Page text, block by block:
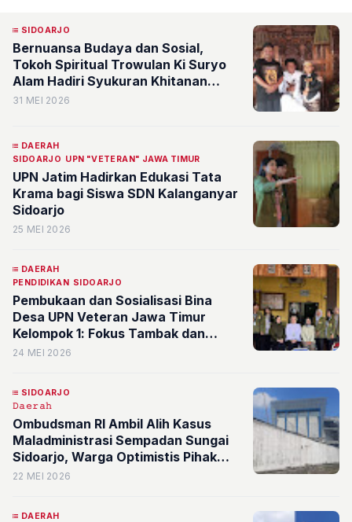
SIDOARJO
Bernuansa Budaya dan Sosial,
Tokoh Spiritual Trowulan Ki Suryo
Alam Hadiri Syukuran Khitanan
Putra Nyai Wali Ida Rofi
31 MEI 2026
DAERAH
SIDOARJO UPN "VETERAN" JAWA TIMUR
UPN Jatim Hadirkan Edukasi Tata
Krama bagi Siswa SDN Kalanganyar
Sidoarjo
25 MEI 2026
DAERAH
PENDIDIKAN SIDOARJO
Pembukaan dan Sosialisasi Bina
Desa UPN Veteran Jawa Timur
Kelompok 1: Fokus Tambak dan
Limbah Rumah Tangga Desa Segoro
24 MEI 2026
SIDOARJO
𝙳𝚊𝚎𝚛𝚊𝚑
Ombudsman RI Ambil Alih Kasus
Maladministrasi Sempadan Sungai
Sidoarjo, Warga Optimistis Pihak
Pusat Berdiri Tegak demi Keadilan
22 MEI 2026
DAERAH